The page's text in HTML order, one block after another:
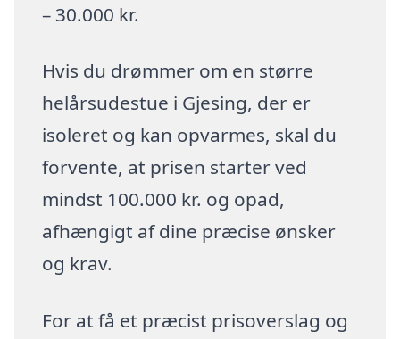
– 30.000 kr.
Hvis du drømmer om en større
helårsudestue i Gjesing, der er
isoleret og kan opvarmes, skal du
forvente, at prisen starter ved
mindst 100.000 kr. og opad,
afhængigt af dine præcise ønsker
og krav.
For at få et præcist prisoverslag og